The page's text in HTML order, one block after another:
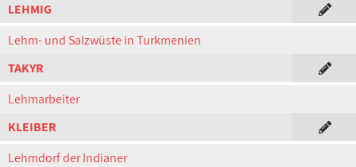
LEHMIG
Lehm- und Salzwüste in Turkmenien
TAKYR
Lehmarbeiter
KLEIBER
Lehmdorf der Indianer